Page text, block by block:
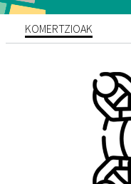
KOMERTZIOAK